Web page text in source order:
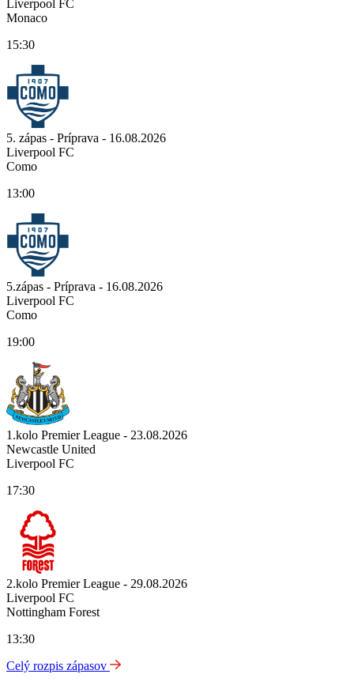
Liverpool FC
Monaco
15:30
5. zápas - Príprava - 16.08.2026
Liverpool FC
Como
13:00
5.zápas - Príprava - 16.08.2026
Liverpool FC
Como
19:00
1.kolo Premier League - 23.08.2026
Newcastle United
Liverpool FC
17:30
2.kolo Premier League - 29.08.2026
Liverpool FC
Nottingham Forest
13:30
Celý rozpis zápasov